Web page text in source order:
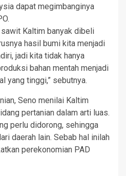
dapat megimbanginya
Kaltim banyak dibeli
hasil bumi kita menjadi
jadi kita tidak hanya
bahan mentah menjadi
yang tinggi,” sebutnya.
Seno menilai Kaltim
pertanian dalam arti luas.
perlu didorong, sehingga
daerah lain. Sebab hal inilah
perekonomian PAD